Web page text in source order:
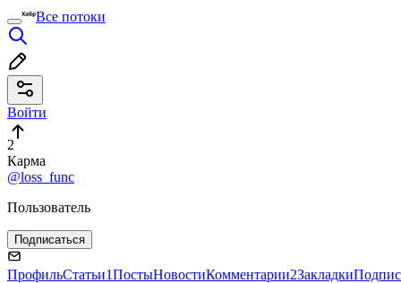
Все потоки
Войти
2
Карма
@loss_func
Пользователь
Подписаться
ПрофильСтатьи1ПостыНовостиКомментарии2Закладки